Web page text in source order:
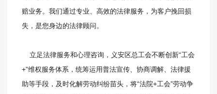
赔业务。我们通过专业、高效的法律服务，为客户挽回损
失，是您身边的法律顾问。
立足法律服务和心理咨询，义安区总工会不断创新“工会
+”维权服务体系，统筹运用普法宣传、协商调解、法律援
助等手段，及时化解劳动纠纷苗头，将“法院+工会”劳动争